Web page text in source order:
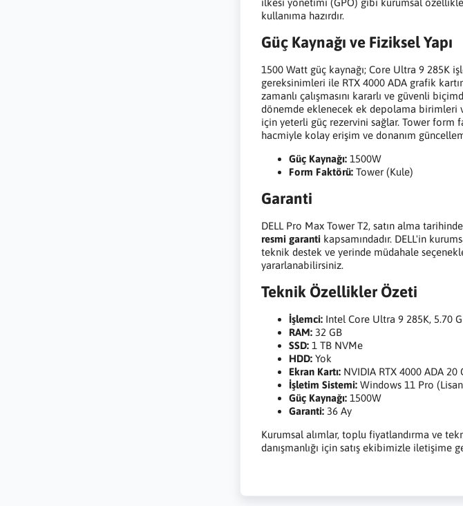
ilkesi yönetimi (GPO) gibi kurumsal
kullanıma hazırdır.
Güç Kaynağı ve Fiziksel Yapı
1500 Watt güç kaynağı; Core Ultra 9 285K
gereksinimleri ile RTX 4000 ADA grafik
zamanlı çalışmasını kararlı ve güvenli
dönemde eklenecek ek depolama birimleri
için yeterli güç rezervini sağlar. Tower form
hacmiyle kolay erişim ve donanım
Güç Kaynağı: 1500W
Form Faktörü: Tower (Kule)
Garanti
DELL Pro Max Tower T2, satın alma
resmi garanti kapsamındadır. DELL'in
teknik destek ve yerinde müdahale
yararlanabilirsiniz.
Teknik Özellikler Özeti
İşlemci: Intel Core Ultra 9 285K, 5.70
RAM: 32 GB
SSD: 1 TB NVMe
HDD: Yok
Ekran Kartı: NVIDIA RTX 4000 ADA 20
İşletim Sistemi: Windows 11 Pro
Güç Kaynağı: 1500W
Garanti: 36 Ay
Kurumsal alımlar, toplu fiyatlandırma ve
danışmanlığı için satış ekibimizle iletişime